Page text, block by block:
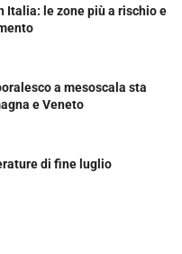
Italia: le zone più a rischio e
a mesoscala sta
e Veneto
di fine luglio